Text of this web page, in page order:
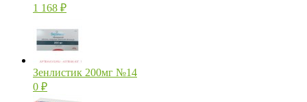
1 168 ₽
Зенлистик 200мг №14
0 ₽